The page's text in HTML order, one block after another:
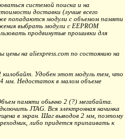
системой поиска и на
доставки (лучше всего
попадаются модули с объемом памяти
выбрать модули с EEPROM
продвинутые прошивки для
на aliexpress.com по состоянию на
килобайт. Удобен этот модуль тем, что
мм. Недостаток в малом объеме
памяти обычно 2 (?) мегабайта.
JTAG. Вся электронная начинка
в экран. Шаг выводов 2 мм, поэтому
либо придется припаивать к